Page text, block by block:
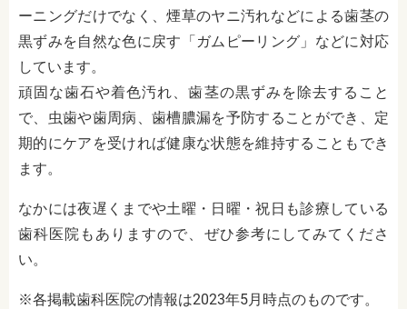
ーニングだけでなく、煙草のヤニ汚れなどによる歯茎の
黒ずみを自然な色に戻す「ガムピーリング」などに対応
しています。
頑固な歯石や着色汚れ、歯茎の黒ずみを除去すること
で、虫歯や歯周病、歯槽膿漏を予防することができ、定
期的にケアを受ければ健康な状態を維持することもでき
ます。
なかには夜遅くまでや土曜・日曜・祝日も診療している
歯科医院もありますので、ぜひ参考にしてみてくださ
い。
※各掲載歯科医院の情報は2023年5月時点のものです。